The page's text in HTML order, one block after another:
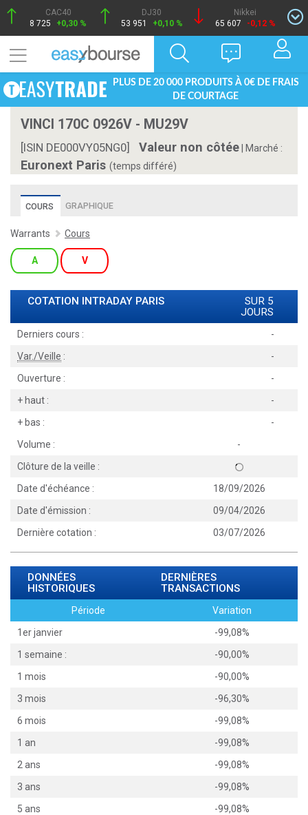
CAC40
8 725
+0,30 %
DJ30
53 951
+0,10 %
Nikkei
65 607
-0,12 %
PLUS DE 20 000 PRODUITS À 0€ DE FRAIS
DE COURTAGE
VINCI 170C 0926V - MU29V
[ISIN DE000VY05NG0] Valeur non côtée Marché :
Euronext Paris (temps différé)
COURS GRAPHIQUE
Warrants Cours
A V
COTATION INTRADAY PARIS
SUR 5
JOURS
Derniers cours :
-
Var./Veille :
-
Ouverture :
-
+ haut :
-
+ bas :
-
Volume :
-
Clôture de la veille :
Date d'échéance :
18/09/2026
Date d'émission :
09/04/2026
Dernière cotation :
03/07/2026
DONNÉES
HISTORIQUES
DERNIÈRES
TRANSACTIONS
Période
Variation
1er janvier
-99,08%
1 semaine :
-90,00%
1 mois
-90,00%
3 mois
-96,30%
6 mois
-99,08%
1 an
-99,08%
2 ans
-99,08%
3 ans
-99,08%
5 ans
-99,08%